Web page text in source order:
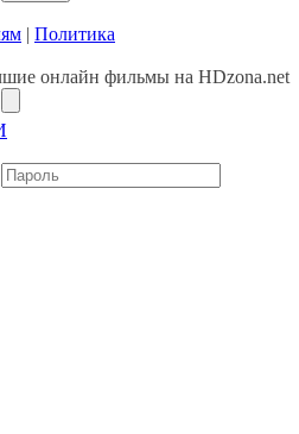
| Политика
онлайн фильмы на HDzona.net